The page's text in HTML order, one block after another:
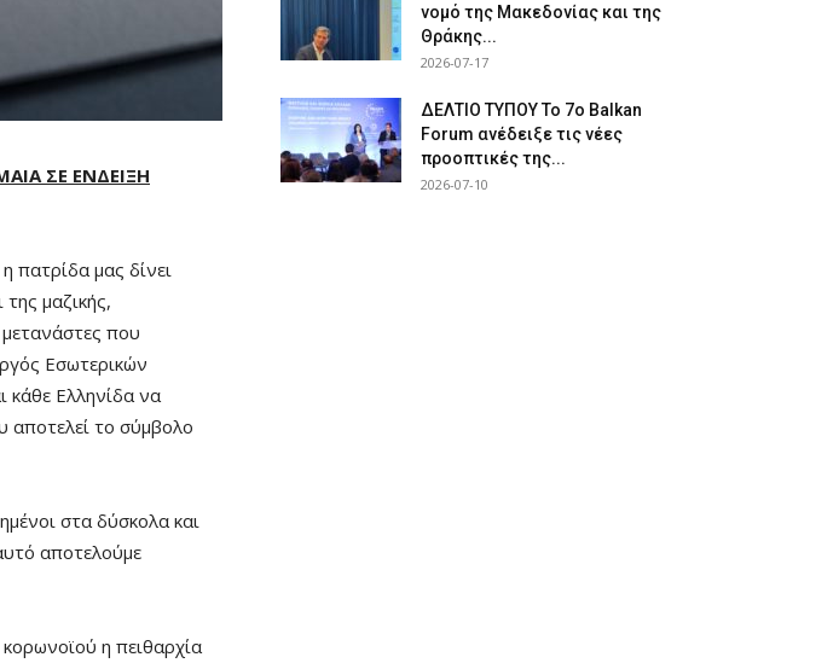
ΣΕ ΕΝΔΕΙΞΗ
πατρίδα μας δίνει
μαζικής,
που
Εσωτερικών
κάθε Ελληνίδα να
αποτελεί το σύμβολο
στα δύσκολα και
αποτελούμε
η πειθαρχία
νομό της Μακεδονίας και της
Θράκης...
2026-07-17
ΔΕΛΤΙΟ ΤΥΠΟΥ Το 7ο Balkan
Forum ανέδειξε τις νέες
προοπτικές της...
2026-07-10